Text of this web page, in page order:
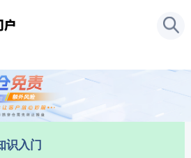
识入门